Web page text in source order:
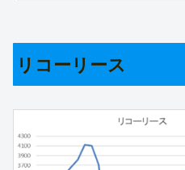
リコーリース